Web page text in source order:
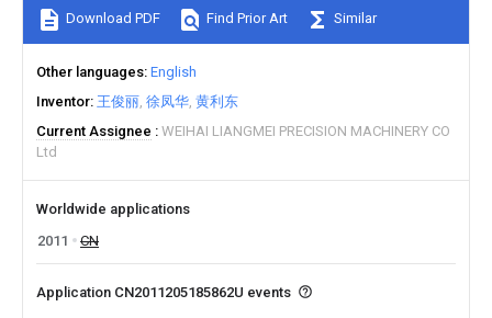
Download PDF Find Prior Art Similar
Other languages English
Inventor 王俊丽 徐凤华 黄利东
Current Assignee
WEIHAI LIANGMEI PRECISION MACHINERY CO
Ltd
Worldwide applications
2011
CN
Application CN2011205185862U events